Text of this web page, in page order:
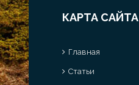
КАРТА САЙТА
Главная
Статьи